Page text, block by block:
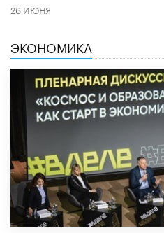
26 ИЮНЯ
ЭКОНОМИКА